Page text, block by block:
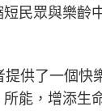
民眾與樂齡
供了一個快
能，增添生